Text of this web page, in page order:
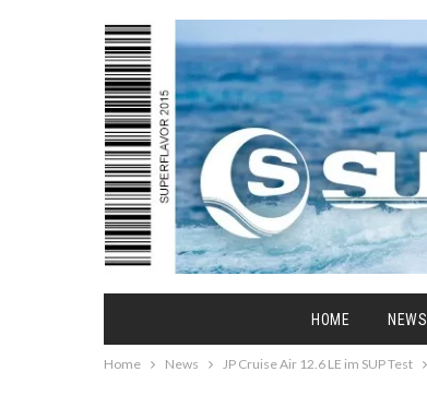
HOME NEWS
Home News JP Cruise Air 12.6 LE im SUP Test